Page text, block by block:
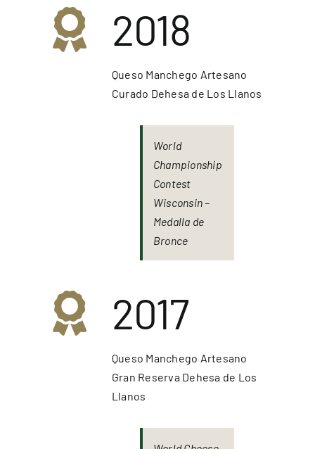
2018
Queso Manchego Artesano
Curado Dehesa de Los Llanos
World
Championship
Contest
Wisconsin –
Medalla de
Bronce
2017
Queso Manchego Artesano
Gran Reserva Dehesa de Los
Llanos